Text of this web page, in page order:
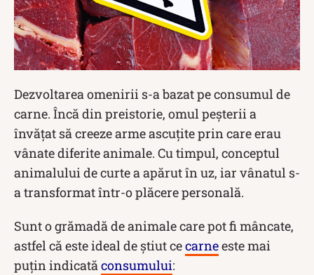
Dezvoltarea omenirii s-a bazat pe consumul de
carne. Încă din preistorie, omul peșterii a
învățat să creeze arme ascuțite prin care erau
vânate diferite animale. Cu timpul, conceptul
animalului de curte a apărut în uz, iar vânatul s-
a transformat într-o plăcere personală.
Sunt o grămadă de animale care pot fi mâncate,
astfel că este ideal de știut cecarneeste mai
puțin indicatăconsumului: